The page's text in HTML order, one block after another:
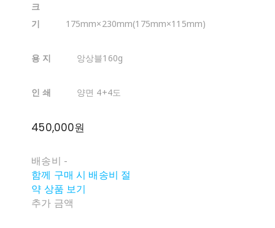
크
기
175mm×230mm(175mm×115mm)
용 지 앙상블160g
인 쇄 양면 4+4도
450,000원
배송비 -
함께 구매 시 배송비 절
약 상품 보기
추가 금액